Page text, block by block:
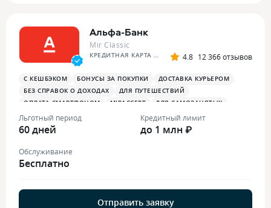
Альфа-Банк
Mir Classic
КРЕДИТНАЯ КАРТА АЛЬФА-БАНКА 4.8 12 366 отзывов
С КЕШБЭКОМ БОНУСЫ ЗА ПОКУПКИ
ДОСТАВКА КУРЬЕРОМ
БЕЗ СПРАВОК О ДОХОДАХ
ДЛЯ ПУТЕШЕСТВИЙ
ОПЛАТА СМАРТФОНОМ
MIRACCEPT
ДЛЯ САМОЗАНЯТЫХ
ПЛАТЕЖНЫЙ СТИКЕР
Льготный период
60 дней
Кредитный лимит
до 1 млн ₽
Обслуживание
Бесплатно
Отправить заявку